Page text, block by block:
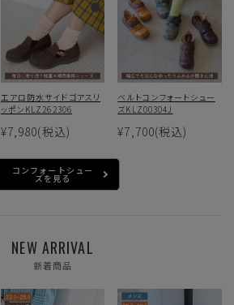
エアロ防水サイドゴアスリ
ッポンKLZ262306
¥7,980(税込)
ベルトコンフォートシュー
ズKLZ00304J
¥7,700(税込)
コンフォートシュー
ズを見る
NEW ARRIVAL
新着商品